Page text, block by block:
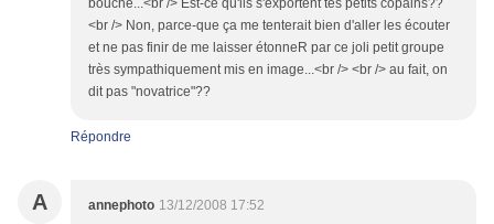
bouche...<br /> Est-ce qu'ils s'exportent tes petits copains??
<br /> Non, parce-que ça me tenterait bien d'aller les écouter
et ne pas finir de me laisser étonneR par ce joli petit groupe
très sympathiquement mis en image...<br /> <br /> au fait, on
dit pas "novatrice"??
Répondre
A annephoto 13/12/2008 17:52